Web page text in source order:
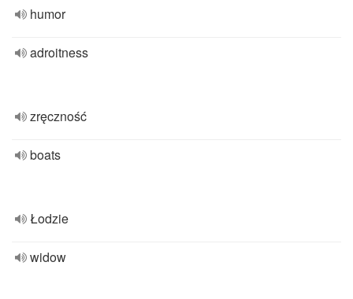
humor
adroitness
zręczność
boats
Łodzie
widow